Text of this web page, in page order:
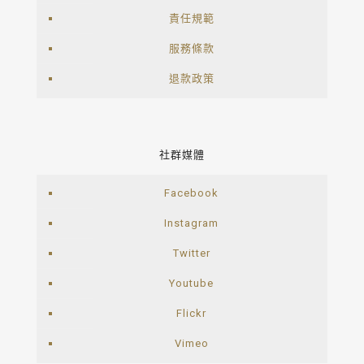
責任規範
服務條款
退款政策
社群媒體
Facebook
Instagram
Twitter
Youtube
Flickr
Vimeo